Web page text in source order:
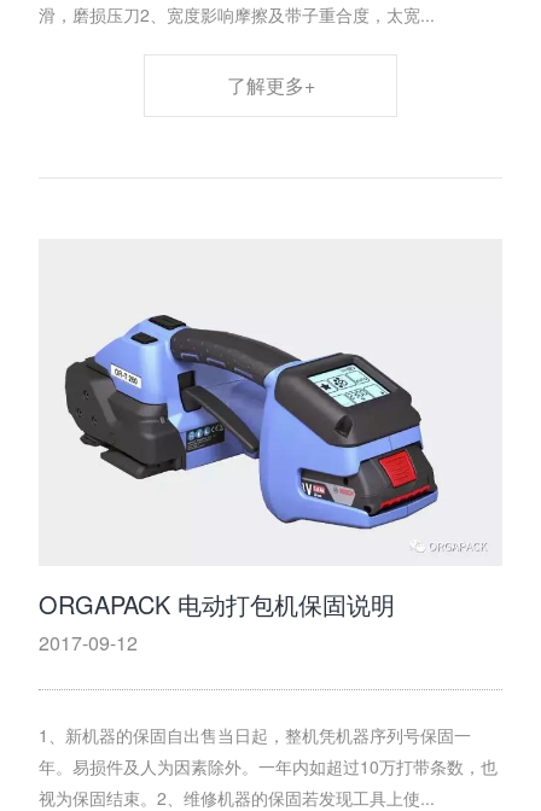
滑，磨损压刀2、宽度影响摩擦及带子重合度，太宽...
了解更多+
ORGAPACK 电动打包机保固说明
2017-09-12
1、新机器的保固自出售当日起，整机凭机器序列号保固一
年。易损件及人为因素除外。一年内如超过10万打带条数，也
视为保固结束。2、维修机器的保固若发现工具上使...